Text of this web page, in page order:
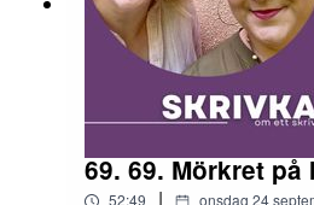
69. 69. Mörkret på
52:49 | onsdag 24